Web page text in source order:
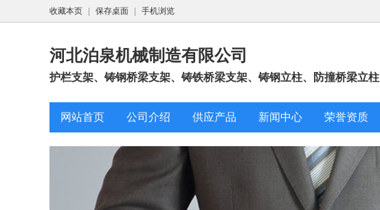
收藏本页 保存桌面 手机浏览
河北泊泉机械制造有限公司
护栏支架、铸钢桥梁支架、铸铁桥梁支架、铸钢立柱、防撞桥梁立柱
网站首页 公司介绍 供应产品 新闻中心 荣誉资质